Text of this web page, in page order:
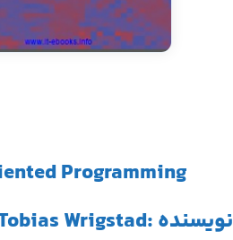
Programming
نویسنده :Dave Clark، James Nobel، Tobias Wrigstad